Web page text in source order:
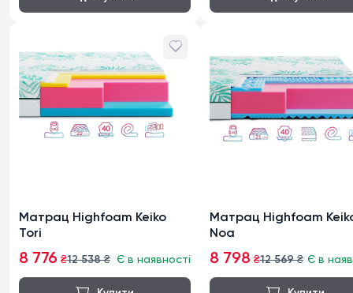
Матрац Highfoam Keiko
Tori
8 776 ₴12 538₴ Є в наявності
Матрац Highfoam
Noa
8 798 ₴12 569₴ Є в